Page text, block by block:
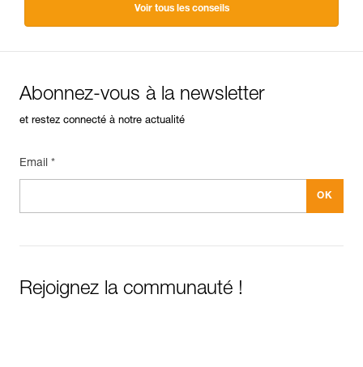
Voir tous les conseils
Abonnez-vous à la newsletter
et restez connecté à notre actualité
Email *
Rejoignez la communauté !